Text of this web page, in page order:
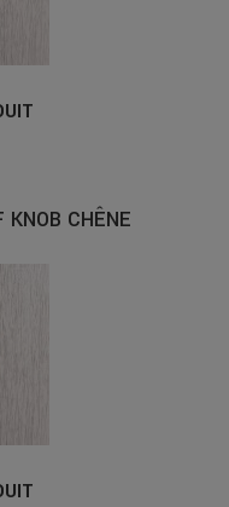
KNOB CHÊNE